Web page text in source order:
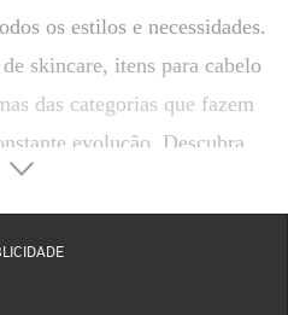
os estilos e necessidades.
skincare, itens para cabelo
das categorias que fazem
evolução. Descubra
ao máximo os principais
marcas de destaque